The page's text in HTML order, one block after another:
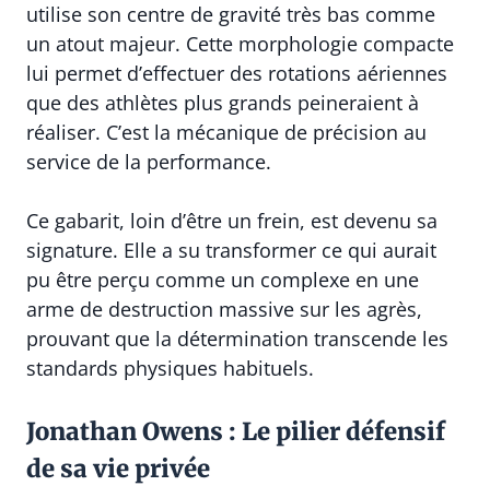
utilise son centre de gravité très bas comme
un atout majeur. Cette morphologie compacte
lui permet d’effectuer des rotations aériennes
que des athlètes plus grands peineraient à
réaliser. C’est la mécanique de précision au
service de la performance.
Ce gabarit, loin d’être un frein, est devenu sa
signature. Elle a su transformer ce qui aurait
pu être perçu comme un complexe en une
arme de destruction massive sur les agrès,
prouvant que la détermination transcende les
standards physiques habituels.
Jonathan Owens : Le pilier défensif
de sa vie privée